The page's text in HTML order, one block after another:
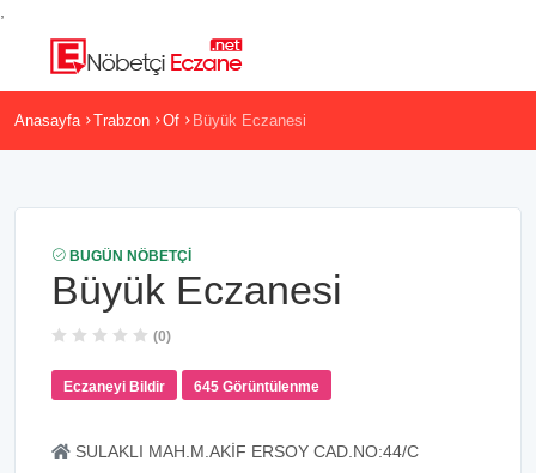
Anasayfa Trabzon Of Büyük Eczanesi
BUGÜN NÖBETÇI
Büyük Eczanesi
(0)
Eczaneyi Bildir 645 Görüntülenme
SULAKLI MAH.M.AKİF ERSOY CAD.NO:44/C